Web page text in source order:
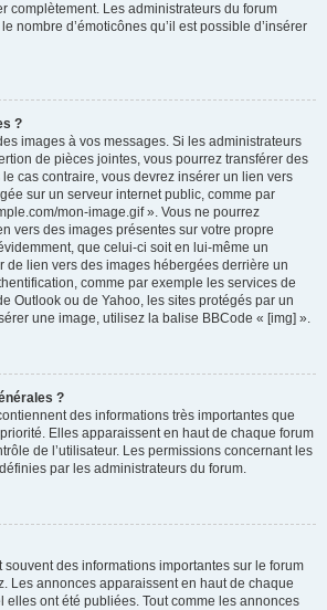
complètement. Les administrateurs du forum
nombre d’émoticônes qu’il est possible d’insérer
?
images à vos messages. Si les administrateurs
de pièces jointes, vous pourrez transférer des
cas contraire, vous devrez insérer un lien vers
sur un serveur internet public, comme par
mon-image.gif ». Vous ne pourrez
vers des images présentes sur votre propre
que celui-ci soit en lui-même un
de lien vers des images hébergées derrière un
comme par exemple les services de
Outlook ou de Yahoo, les sites protégés par un
une image, utilisez la balise BBCode « [img] ».
?
des informations très importantes que
Elles apparaissent en haut de chaque forum
de l’utilisateur. Les permissions concernant les
par les administrateurs du forum.
des informations importantes sur le forum
Les annonces apparaissent en haut de chaque
elles ont été publiées. Tout comme les annonces